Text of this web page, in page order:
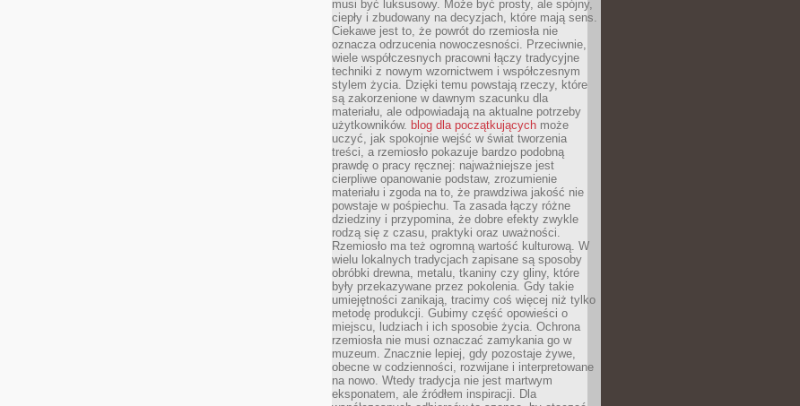
musi być luksusowy. Może być prosty, ale spójny,
ciepły i zbudowany na decyzjach, które mają sens.
Ciekawe jest to, że powrót do rzemiosła nie
oznacza odrzucenia nowoczesności. Przeciwnie,
wiele współczesnych pracowni łączy tradycyjne
techniki z nowym wzornictwem i współczesnym
stylem życia. Dzięki temu powstają rzeczy, które
są zakorzenione w dawnym szacunku dla
materiału, ale odpowiadają na aktualne potrzeby
użytkowników. blog dla początkujących może
uczyć, jak spokojnie wejść w świat tworzenia
treści, a rzemiosło pokazuje bardzo podobną
prawdę o pracy ręcznej: najważniejsze jest
cierpliwe opanowanie podstaw, zrozumienie
materiału i zgoda na to, że prawdziwa jakość nie
powstaje w pośpiechu. Ta zasada łączy różne
dziedziny i przypomina, że dobre efekty zwykle
rodzą się z czasu, praktyki oraz uważności.
Rzemiosło ma też ogromną wartość kulturową. W
wielu lokalnych tradycjach zapisane są sposoby
obróbki drewna, metalu, tkaniny czy gliny, które
były przekazywane przez pokolenia. Gdy takie
umiejętności zanikają, tracimy coś więcej niż tylko
metodę produkcji. Gubimy część opowieści o
miejscu, ludziach i ich sposobie życia. Ochrona
rzemiosła nie musi oznaczać zamykania go w
muzeum. Znacznie lepiej, gdy pozostaje żywe,
obecne w codzienności, rozwijane i interpretowane
na nowo. Wtedy tradycja nie jest martwym
eksponatem, ale źródłem inspiracji. Dla